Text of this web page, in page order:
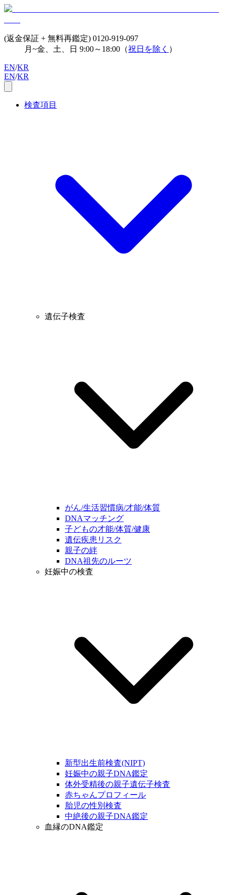
(返金保証 + 無料再鑑定) 0120-919-097
月~金、土、日 9:00～18:00（祝日を除く ）
EN/KR
EN/KR
検査項目
遺伝子検査
がん/生活習慣病/才能/体質
DNAマッチング
子どもの才能/体質/健康
遺伝疾患リスク
親子の絆
DNA祖先のルーツ
妊娠中の検査
新型出生前検査(NIPT)
妊娠中の親子DNA鑑定
体外受精後の親子遺伝子検査
赤ちゃんプロフィール
胎児の性別検査
中絶後の親子DNA鑑定
血縁のDNA鑑定